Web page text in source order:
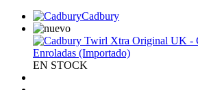
Cadbury
EN STOCK